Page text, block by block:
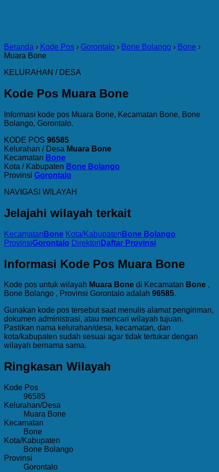
Beranda › Kode Pos › Gorontalo › Bone Bolango › Bone ›
Muara Bone
KELURAHAN / DESA
Kode Pos Muara Bone
Informasi kode pos Muara Bone, Kecamatan Bone, Bone
Bolango, Gorontalo.
KODE POS 96585
Kelurahan / Desa Muara Bone
Kecamatan Bone
Kota / Kabupaten Bone Bolango
Provinsi Gorontalo
NAVIGASI WILAYAH
Jelajahi wilayah terkait
Kecamatan Bone Kota/Kabupaten Bone Bolango
ProvinsiGorontalo Direktori Daftar Provinsi
Informasi Kode Pos Muara Bone
Kode pos untuk wilayah Muara Bone di Kecamatan Bone ,
Bone Bolango , Provinsi Gorontalo adalah 96585.
Gunakan kode pos tersebut saat menulis alamat pengiriman,
dokumen administrasi, atau mencari wilayah tujuan.
Pastikan nama kelurahan/desa, kecamatan, dan
kota/kabupaten sudah sesuai agar tidak tertukar dengan
wilayah bernama sama.
Ringkasan Wilayah
Kode Pos
96585
Kelurahan/Desa
Muara Bone
Kecamatan
Bone
Kota/Kabupaten
Bone Bolango
Provinsi
Gorontalo